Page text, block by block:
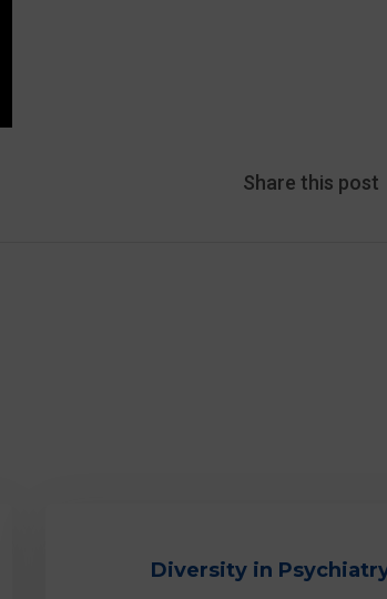
Share this post
Diversity in